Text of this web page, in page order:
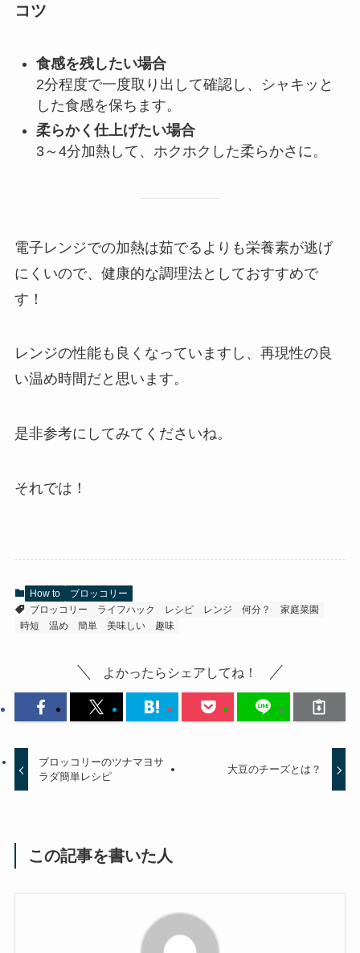
コツ
食感を残したい場合
2分程度で一度取り出して確認し、シャキッと
した食感を保ちます。
柔らかく仕上げたい場合
3～4分加熱して、ホクホクした柔らかさに。
電子レンジでの加熱は茹でるよりも栄養素が逃げ
にくいので、健康的な調理法としておすすめで
す！
レンジの性能も良くなっていますし、再現性の良
い温め時間だと思います。
是非参考にしてみてくださいね。
それでは！
How to
ブロッコリー
ブロッコリー
ライフハック レシピ レンジ 何分？
家庭菜園
時短
温め 簡単 美味しい 趣味
よかったらシェアしてね！
ブロッコリーのツナマヨサ
ラダ簡単レシピ
大豆のチーズとは？
この記事を書いた人